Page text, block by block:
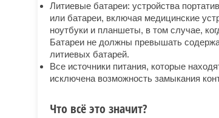
Литиевые батареи: устройства
или батареи, включая медицинские
ноутбуки и планшеты, в том случае,
Батареи не должны превышать
литиевых батарей.
Все источники питания, которые
исключена возможность замыкания
Что всё это значит?